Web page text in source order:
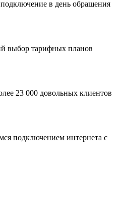
в день обращения
выбор тарифных планов
23 000 довольных клиентов
подключением интернета с